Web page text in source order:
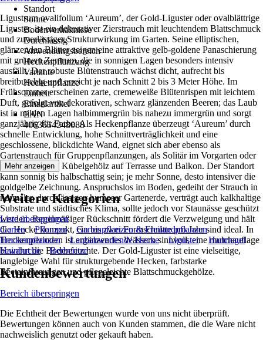
Standort
Sonne
Bodenverhältnisse
Durchlässig
Anwendungsbereich
Heckenpflanzung
Variante
Heckenpflanze
Einheit
Einzelartikel
EAN
4063654248088
Ligustrum ovalifolium ‘Aureum’, der Gold-Liguster oder ovalblättrige
Liguster, ist ein dekorativer Zierstrauch mit leuchtendem Blattschmuck
und zuverlässiger Strukturwirkung im Garten. Seine elliptischen,
glänzenden Blätter zeigen eine attraktive gelb-goldene Panaschierung
mit grünem Zentrum, die in sonnigen Lagen besonders intensiv
ausfällt. Der robuste Blütenstrauch wächst dicht, aufrecht bis
breitbuschig und erreicht je nach Schnitt 2 bis 3 Meter Höhe. Im
Frühsommer erscheinen zarte, cremeweiße Blütenrispen mit leichtem
Duft, gefolgt von dekorativen, schwarz glänzenden Beeren; das Laub
ist in milden Lagen halbimmergrün bis nahezu immergrün und sorgt
ganzjährig für Farbe. Als Heckenpflanze überzeugt ‘Aureum’ durch
schnelle Entwicklung, hohe Schnittverträglichkeit und eine
geschlossene, blickdichte Wand, eignet sich aber ebenso als
Gartenstrauch für Gruppenpflanzungen, als Solitär im Vorgarten oder
als formschönes Kübelgehölz auf Terrasse und Balkon. Der Standort
kann sonnig bis halbschattig sein; je mehr Sonne, desto intensiver die
goldgelbe Zeichnung. Anspruchslos im Boden, gedeiht der Strauch in
normaler, durchlässiger, humoser Gartenerde, verträgt auch kalkhaltige
Substrate und städtisches Klima, sollte jedoch vor Staunässe geschützt
werden. Regelmäßiger Rückschnitt fördert die Verzweigung und hält
die Hecke kompakt, ein bis zwei Formschnitte pro Jahr sind ideal. In
Trockenperioden ist ergänzendes Wässern sinnvoll, eine mulchauflage
bewahrt die Bodenfeuchte. Der Gold-Liguster ist eine vielseitige,
langlebige Wahl für strukturgebende Hecken, farbstarke
Beeteinfassungen und pflegeleichte Blattschmuckgehölze.
Mehr anzeigen
Weitere Kategorien
Liste überspringen
Garten
Pflanzen
Gartenpflanzen & Freilandpflanzen
Heckenpflanzen
Laubabwerfende Hecke Liguster
Hartriegel
Hainbuche
Berberitze
Kundenbewertungen
Bereich überspringen
Die Echtheit der Bewertungen wurde von uns nicht überprüft.
Bewertungen können auch von Kunden stammen, die die Ware nicht
nachweislich genutzt oder gekauft haben.